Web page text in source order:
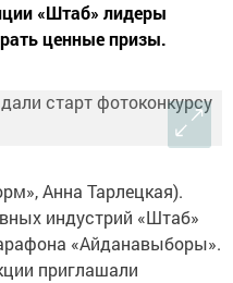
«Штаб» лидеры
ценные призы.
Анна Тарлецкая).
индустрий «Штаб»
«Айданавыборы».
приглашали